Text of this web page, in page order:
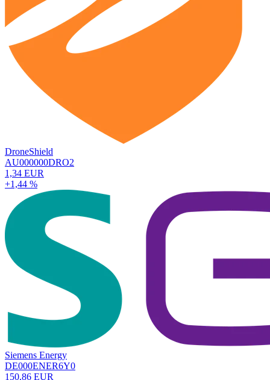
DroneShield
AU000000DRO2
1,34 EUR
+1,44 %
Siemens Energy
DE000ENER6Y0
150,86 EUR